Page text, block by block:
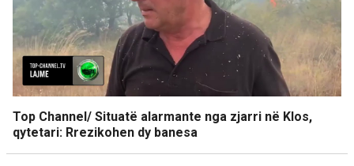
Top Channel/ Situatë alarmante nga zjarri në Klos,
qytetari: Rrezikohen dy banesa